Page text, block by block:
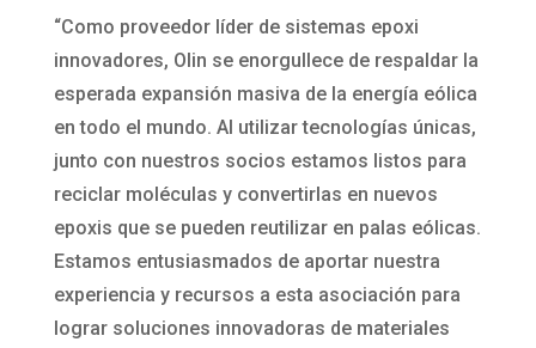
“Como proveedor líder de sistemas epoxi
innovadores, Olin se enorgullece de respaldar la
esperada expansión masiva de la energía eólica
en todo el mundo. Al utilizar tecnologías únicas,
junto con nuestros socios estamos listos para
reciclar moléculas y convertirlas en nuevos
epoxis que se pueden reutilizar en palas eólicas.
Estamos entusiasmados de aportar nuestra
experiencia y recursos a esta asociación para
lograr soluciones innovadoras de materiales